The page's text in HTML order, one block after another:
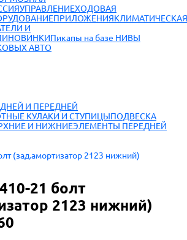
УПРАВЛЕНИЕХОДОВАЯ
ПРИЛОЖЕНИЯКЛИМАТИЧЕСКАЯ
И
НОВИНКИПикапы на базе НИВЫ
АВТО
И ПЕРЕДНЕЙ
КУЛАКИ И СТУПИЦЫПОДВЕСКА
И НИЖНИЕЭЛЕМЕНТЫ ПЕРЕДНЕЙ
(зад.амортизатор 2123 нижний)
21 болт
2123 нижний)